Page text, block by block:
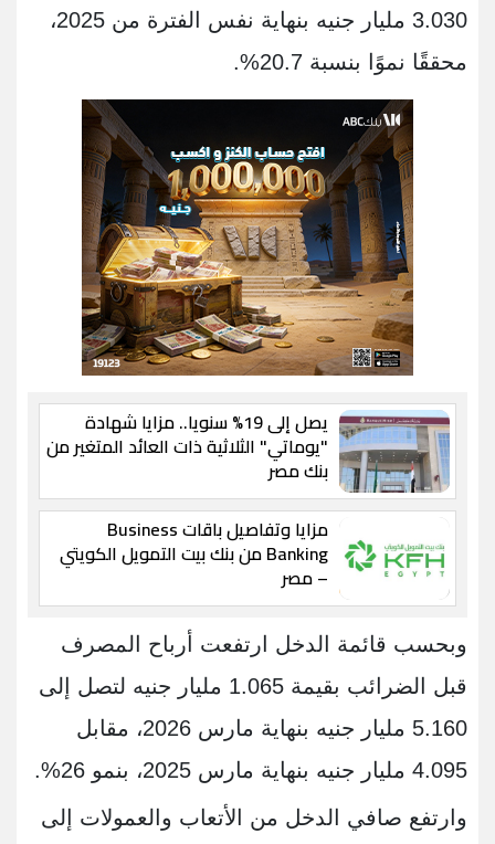
3.030 مليار جنيه بنهاية نفس الفترة من 2025،
محققًا نموًا بنسبة 20.7%.
يصل إلى 19% سنويا.. مزايا شهادة
"يوماتي" الثلاثية ذات العائد المتغير من
بنك مصر
مزايا وتفاصيل باقات Business
Banking من بنك بيت التمويل الكويتي
– مصر
وبحسب قائمة الدخل ارتفعت أرباح المصرف
قبل الضرائب بقيمة 1.065 مليار جنيه لتصل إلى
5.160 مليار جنيه بنهاية مارس 2026، مقابل
4.095 مليار جنيه بنهاية مارس 2025، بنمو 26%.
وارتفع صافي الدخل من الأتعاب والعمولات إلى